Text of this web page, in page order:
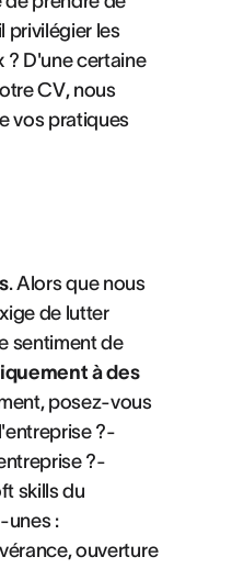
privilégier les
? D'une certaine
CV, nous
vos pratiques
. Alors que nous
de lutter
sentiment de
à des
posez-vous
?-
?-
skills du
unes :
ouverture